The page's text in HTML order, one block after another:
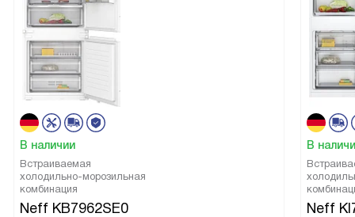
дети помогают выкладывать ингредиенты, а я легко
управляюсь с таймером и мягким.
В наличии
Встраиваемая
холодильно-морозильная
комбинация
Neff KB7962SE0
В
Neff